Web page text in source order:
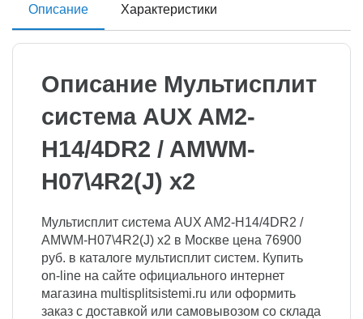
Описание Характеристики
Описание Мультисплит
система AUX AM2-
H14/4DR2 / AMWM-
H07\4R2(J) x2
Мультисплит система AUX AM2-H14/4DR2 /
AMWM-H07\4R2(J) x2 в Москве цена 76900
руб. в каталоге мультисплит систем. Купить
on-line на сайте официального интернет
магазина multisplitsistemi.ru или оформить
заказ с доставкой или самовывозом со склада